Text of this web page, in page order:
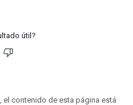
útil?
contenido de esta página está